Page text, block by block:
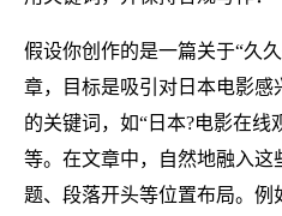
假设你创作的是一篇关于“久
章，目标是吸引对日本电影
的关键词，如“日本?电影在线
等。在文章中，自然地融入
题、段落开头等位置布局。例